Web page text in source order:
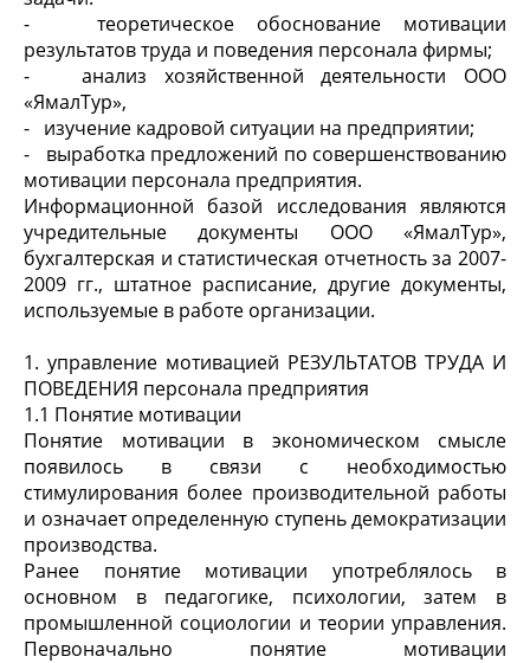
- теоретическое обоснование мотивации
результатов труда и поведения персонала фирмы;
- анализ хозяйственной деятельности ООО
«ЯмалТур»,
- изучение кадровой ситуации на предприятии;
- выработка предложений по совершенствованию
мотивации персонала предприятия.
Информационной базой исследования являются
учредительные документы ООО «ЯмалТур»,
бухгалтерская и статистическая отчетность за 2007-
2009 гг., штатное расписание, другие документы,
используемые в работе организации.
1. управление мотивацией РЕЗУЛЬТАТОВ ТРУДА И
ПОВЕДЕНИЯ персонала предприятия
1.1 Понятие мотивации
Понятие мотивации в экономическом смысле
появилось в связи с необходимостью
стимулирования более производительной работы
и означает определенную ступень демократизации
производства.
Ранее понятие мотивации употреблялось в
основном в педагогике, психологии, затем в
промышленной социологии и теории управления.
Первоначально понятие мотивации